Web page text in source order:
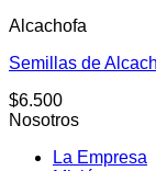
Alcachofa
Semillas de
$6.500
Nosotros
La Empresa